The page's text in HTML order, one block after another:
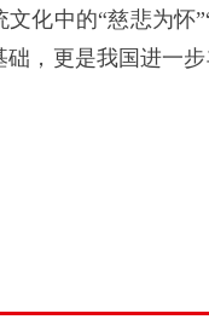
化中的“慈悲为怀
，更是我国进一